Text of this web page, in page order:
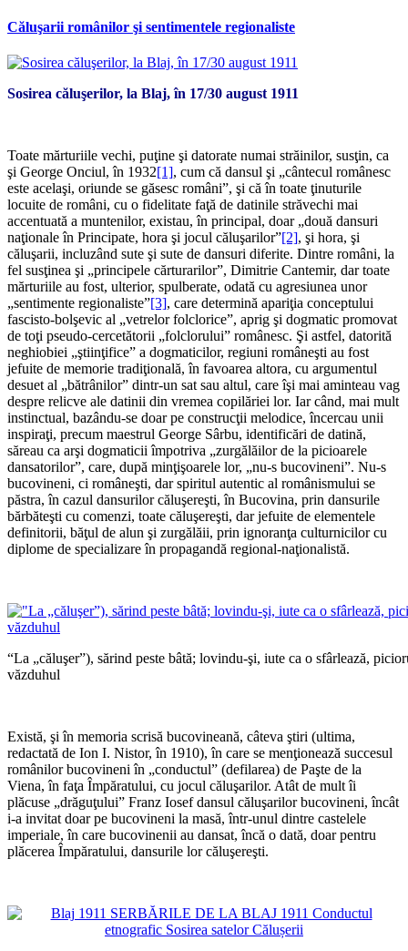
Căluşarii românilor şi sentimentele regionaliste
Sosirea căluşerilor, la Blaj, în 17/30 august 1911
Toate mărturiile vechi, puţine şi datorate numai străinilor, susţin, ca
şi George Onciul, în 1932[1], cum că dansul şi „cântecul românesc
este acelaşi, oriunde se găsesc români”, şi că în toate ţinuturile
locuite de români, cu o fidelitate faţă de datinile străvechi mai
accentuată a muntenilor, existau, în principal, doar „două dansuri
naţionale în Principate, hora şi jocul căluşarilor”[2], şi hora, şi
căluşarii, incluzând sute şi sute de dansuri diferite. Dintre români, la
fel susţinea şi „principele cărturarilor”, Dimitrie Cantemir, dar toate
mărturiile au fost, ulterior, spulberate, odată cu agresiunea unor
„sentimente regionaliste”[3], care determină apariţia conceptului
fascisto-bolşevic al „vetrelor folclorice”, aprig şi dogmatic promovat
de toţi pseudo-cercetătorii „folclorului” românesc. Şi astfel, datorită
neghiobiei „ştiinţifice” a dogmaticilor, regiuni româneşti au fost
jefuite de memorie tradiţională, în favoarea altora, cu argumentul
desuet al „bătrânilor” dintr-un sat sau altul, care îşi mai aminteau vag
despre relicve ale datinii din vremea copilăriei lor. Iar când, mai mult
instinctual, bazându-se doar pe construcţii melodice, încercau unii
inspiraţi, precum maestrul George Sârbu, identificări de datină,
săreau ca arşi dogmaticii împotriva „zurgălăilor de la picioarele
dansatorilor”, care, după minţişoarele lor, „nu-s bucovineni”. Nu-s
bucovineni, ci româneşti, dar spiritul autentic al românismului se
păstra, în cazul dansurilor căluşereşti, în Bucovina, prin dansurile
bărbăteşti cu comenzi, toate căluşereşti, dar jefuite de elementele
definitorii, băţul de alun şi zurgălăii, prin ignoranţa culturnicilor cu
diplome de specializare în propagandă regional-naţionalistă.
“La „căluşer”), sărind peste bâtă; lovindu-şi, iute ca o sfârlează,
văzduhul
Există, şi în memoria scrisă bucovineană, câteva ştiri (ultima,
redactată de Ion I. Nistor, în 1910), în care se menţionează succesul
românilor bucovineni în „conductul” (defilarea) de Paşte de la
Viena, în faţa Împăratului, cu jocul căluşarilor. Atât de mult îi
plăcuse „drăguţului” Franz Iosef dansul căluşarilor bucovineni, încât
i-a invitat doar pe bucovineni la masă, într-unul dintre castelele
imperiale, în care bucovinenii au dansat, încă o dată, doar pentru
plăcerea Împăratului, dansurile lor căluşereşti.